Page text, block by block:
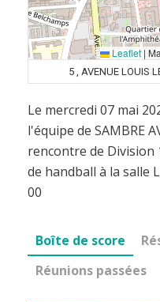
Leaflet |
5 , AVENUE LOUIS
Le mercredi 07 mai
l'équipe de SAMBRE
rencontre de Division
de handball à la salle
00
Boîte de score
Réunions passées